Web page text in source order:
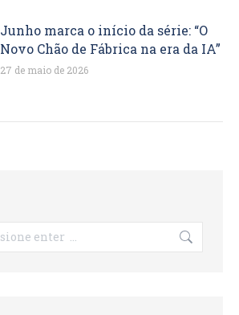
Junho marca o início da série: “O
Novo Chão de Fábrica na era da IA”
27 de maio de 2026